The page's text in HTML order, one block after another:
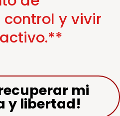
y vivir
mi
y libertad!